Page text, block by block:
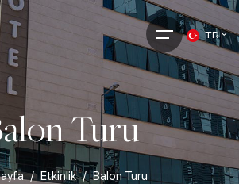
TR
Turu
Etkinlik Balon Turu